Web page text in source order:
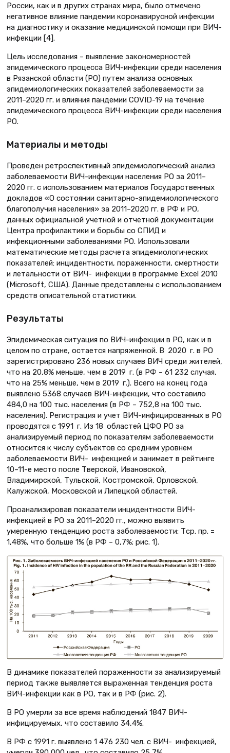
России, как и в других странах мира, было отмечено
негативное влияние пандемии коронавирусной инфекции
на диагностику и оказание медицинской помощи при ВИЧ-
инфекции [4].
Цель исследования – выявление закономерностей
эпидемического процесса ВИЧ-инфекции среди населения
в Рязанской области (РО) путем анализа основных
эпидемиологических показателей заболеваемости за
2011–2020 гг. и влияния пандемии COVID-19 на течение
эпидемического процесса ВИЧ-инфекции среди населения
РО.
Материалы и методы
Проведен ретроспективный эпидемиологический анализ
заболеваемости ВИЧ-инфекции населения РО за 2011–
2020 гг. с использованием материалов Государственных
докладов «О состоянии санитарно-эпидемиологического
благополучия населения» за 2011–2020 гг. в РФ и РО,
данных официальной учетной и отчетной документации
Центра профилактики и борьбы со СПИД и
инфекционными заболеваниями РО. Использовали
математические методы расчета эпидемиологических
показателей: инцидентности, пораженности, смертности
и летальности от ВИЧ- инфекции в программе Excel 2010
(Microsoft, США). Данные представлены с использованием
средств описательной статистики.
Результаты
Эпидемическая ситуация по ВИЧ-инфекции в РО, как и в
целом по стране, остается напряженной. В 2020 г. в РО
зарегистрировано 236 новых случаев ВИЧ среди жителей,
что на 20,8% меньше, чем в 2019 г. (в РФ – 61 232 случая,
что на 25% меньше, чем в 2019 г.). Всего на конец года
выявлено 5368 случаев ВИЧ-инфекции, что составило
484,0 на 100 тыс. населения (в РФ – 752,8 на 100 тыс.
населения). Регистрация и учет ВИЧ-инфицированных в РО
проводятся с 1991 г. Из 18 областей ЦФО РО за
анализируемый период по показателям заболеваемости
относится к числу субъектов со средним уровнем
заболеваемости ВИЧ- инфекцией и занимает в рейтинге
10–11-е место после Тверской, Ивановской,
Владимирской, Тульской, Костромской, Орловской,
Калужской, Московской и Липецкой областей.
Проанализировав показатели инцидентности ВИЧ-
инфекцией в РО за 2011–2020 гг., можно выявить
умеренную тенденцию роста заболеваемости: Тср. пр. =
1,48%, что больше 1% (в РФ – 0,7%; рис. 1).
В динамике показателей пораженности за анализируемый
период также выявляется выраженная тенденция роста
ВИЧ-инфекции как в РО, так и в РФ (рис. 2).
В РО умерли за все время наблюдений 1847 ВИЧ-
инфицируемых, что составило 34,4%.
В РФ с 1991 г. выявлено 1 476 230 чел. с ВИЧ- инфекцией,